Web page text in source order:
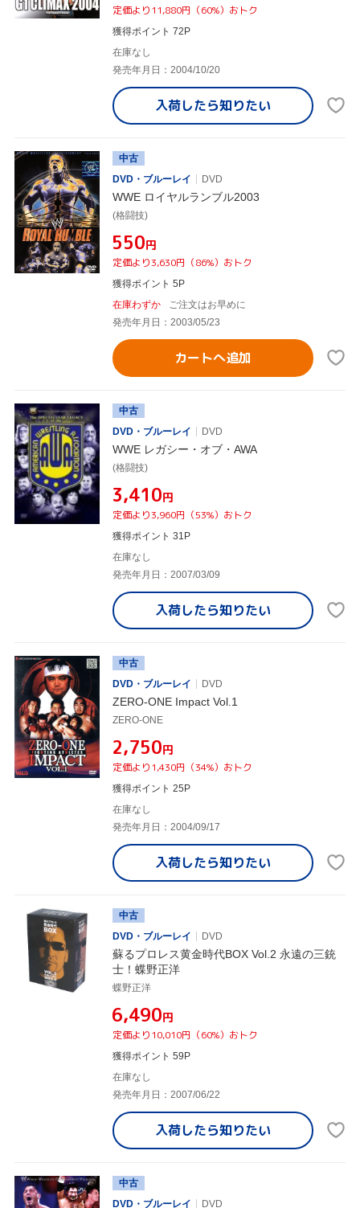
定価より11,880円（60%）おトク
獲得ポイント 72P
在庫なし
発売年月日：2004/10/20
入荷したら知りたい
中古
DVD・ブルーレイ
DVD
WWE ロイヤルランブル2003
(格闘技)
¥550円
定価より3,630円（86%）おトク
獲得ポイント 5P
在庫わずか
ご注文はお早めに
発売年月日：2003/05/23
カートへ追加
中古
DVD・ブルーレイ
DVD
WWE レガシー・オブ・AWA
(格闘技)
¥3,410円
定価より3,960円（53%）おトク
獲得ポイント 31P
在庫なし
発売年月日：2007/03/09
入荷したら知りたい
中古
DVD・ブルーレイ
DVD
ZERO-ONE Impact Vol.1
ZERO-ONE
¥2,750円
定価より1,430円（34%）おトク
獲得ポイント 25P
在庫なし
発売年月日：2004/09/17
入荷したら知りたい
中古
DVD・ブルーレイ
DVD
蘇るプロレス黄金時代BOX Vol.2 永遠の三銃
士！蝶野正洋
蝶野正洋
¥6,490円
定価より10,010円（60%）おトク
獲得ポイント 59P
在庫なし
発売年月日：2007/06/22
入荷したら知りたい
中古
DVD・ブルーレイ
DVD